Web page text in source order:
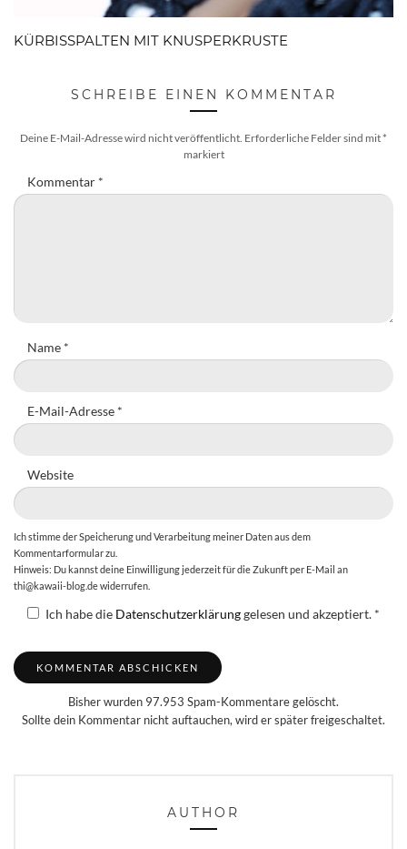
KÜRBISSPALTEN MIT KNUSPERKRUSTE
SCHREIBE EINEN KOMMENTAR
Deine E-Mail-Adresse wird nicht veröffentlicht. Erforderliche Felder sind mit *
markiert
Kommentar *
Name *
E-Mail-Adresse *
Website
Ich stimme der Speicherung und Verarbeitung meiner Daten aus dem
Kommentarformular zu.
Hinweis: Du kannst deine Einwilligung jederzeit für die Zukunft per E-Mail an
thi@kawaii-blog.de widerrufen.
Ich habe die Datenschutzerklärunggelesen und akzeptiert. *
Bisher wurden 97.953 Spam-Kommentare gelöscht.
Sollte dein Kommentar nicht auftauchen, wird er später freigeschaltet.
AUTHOR